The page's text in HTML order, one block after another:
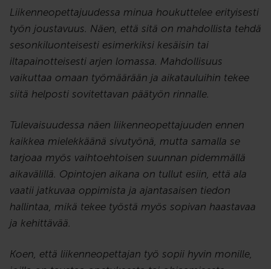
Liikenneopettajuudessa minua houkuttelee erityisesti
työn joustavuus. Näen, että sitä on mahdollista tehdä
sesonkiluonteisesti esimerkiksi kesäisin tai
iltapainotteisesti arjen lomassa. Mahdollisuus
vaikuttaa omaan työmäärään ja aikatauluihin tekee
siitä helposti sovitettavan päätyön rinnalle.
Tulevaisuudessa näen liikenneopettajuuden ennen
kaikkea mielekkäänä sivutyönä, mutta samalla se
tarjoaa myös vaihtoehtoisen suunnan pidemmällä
aikavälillä. Opintojen aikana on tullut esiin, että ala
vaatii jatkuvaa oppimista ja ajantasaisen tiedon
hallintaa, mikä tekee työstä myös sopivan haastavaa
ja kehittävää.
Koen, että liikenneopettajan työ sopii hyvin monille,